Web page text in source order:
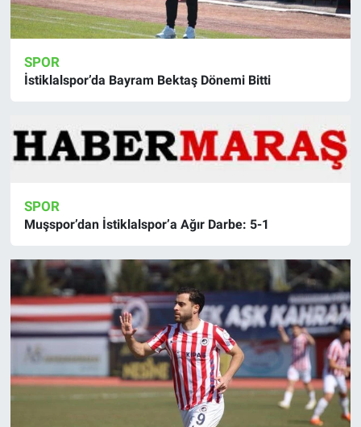
SPOR
İstiklalspor’da Bayram Bektaş Dönemi Bitti
SPOR
Muşspor’dan İstiklalspor’a Ağır Darbe: 5-1